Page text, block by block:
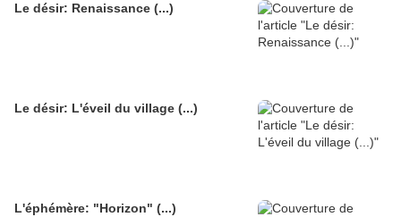
Le désir: Renaissance (...)
Le désir: L'éveil du village (...)
L'éphémère: "Horizon" (...)